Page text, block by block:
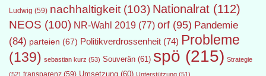
Ludwig (59) nachhaltigkeit (103) Nationalrat (112)
NEOS (100) NR-Wahl 2019 (77) orf (95) Pandemie
(84) parteien (67) Politikverdrossenheit (74) Probleme
(139) sebastian kurz (53) Souverän (61) spö (215) Strategie
(52) transparenz (59) Umsetzung (60) Unterstützung (51)